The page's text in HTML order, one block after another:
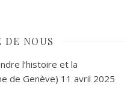
DE NOUS
l’histoire et la
de Genève) 11 avril 2025